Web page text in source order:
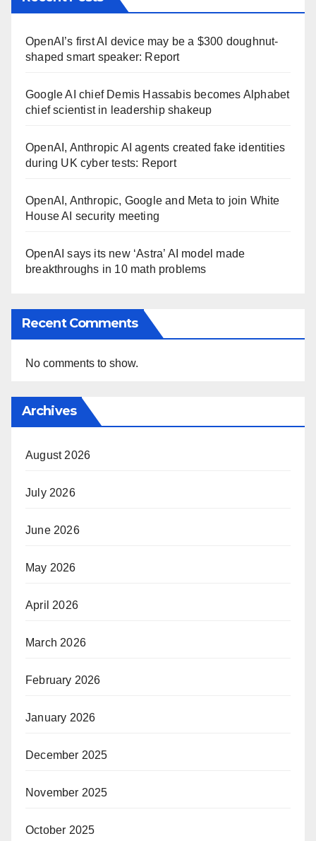
OpenAI’s first AI device may be a $300 doughnut-
shaped smart speaker: Report
Google AI chief Demis Hassabis becomes Alphabet
chief scientist in leadership shakeup
OpenAI, Anthropic AI agents created fake identities
during UK cyber tests: Report
OpenAI, Anthropic, Google and Meta to join White
House AI security meeting
OpenAI says its new ‘Astra’ AI model made
breakthroughs in 10 math problems
Recent Comments
No comments to show.
Archives
August 2026
July 2026
June 2026
May 2026
April 2026
March 2026
February 2026
January 2026
December 2025
November 2025
October 2025